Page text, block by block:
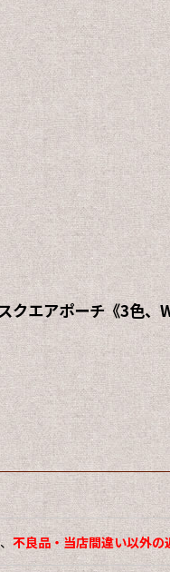
クエアポーチ《3色
不良品・当店間違い以外